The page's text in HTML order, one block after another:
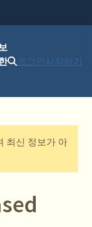
로그인시작하기
최신 정보가 아